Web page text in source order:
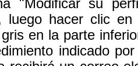
"Modificar su
luego hacer clic
en la parte
indicado